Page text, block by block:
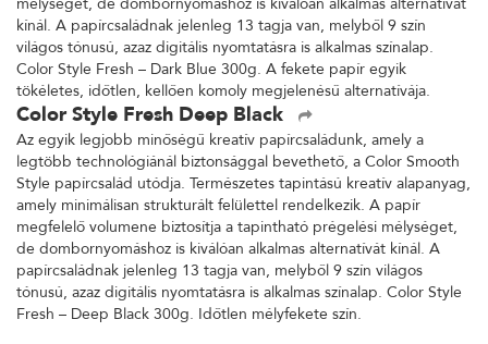
kínál. A papírcsaládnak jelenleg 13 tagja van, melyből 9 szín
világos tónusú, azaz digitális nyomtatásra is alkalmas színalap.
Color Style Fresh – Dark Blue 300g. A fekete papír egyik
tökéletes, időtlen, kellően komoly megjelenésű alternatívája.
Color Style Fresh Deep Black
Az egyik legjobb minőségű kreatív papírcsaládunk, amely a
legtöbb technológiánál biztonsággal bevethető, a Color Smooth
Style papírcsalád utódja. Természetes tapintású kreatív alapanyag,
amely minimálisan strukturált felülettel rendelkezik. A papír
megfelelő volumene biztosítja a tapintható prégelési mélységet,
de dombornyomáshoz is kiválóan alkalmas alternatívát kínál. A
papírcsaládnak jelenleg 13 tagja van, melyből 9 szín világos
tónusú, azaz digitális nyomtatásra is alkalmas színalap. Color Style
Fresh – Deep Black 300g. Időtlen mélyfekete szín.